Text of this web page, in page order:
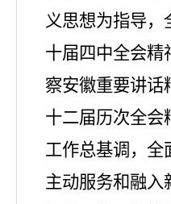
义思想为指导，
十届四中全会精
察安徽重要讲话
十二届历次全会
工作总基调，全
主动服务和融入